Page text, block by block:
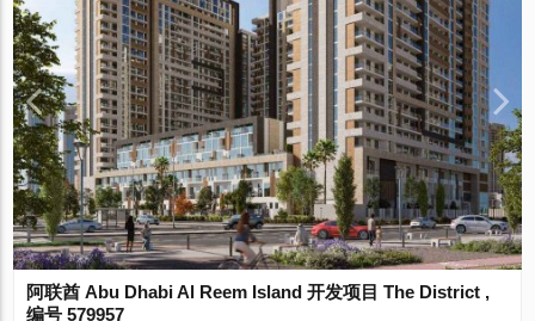
阿联酋 Abu Dhabi Al Reem Island 开发项目 The District ,
编号 579957